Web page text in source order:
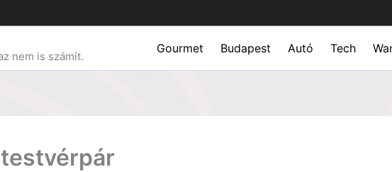
nem is számít.
Gourmet Budapest Autó Tech